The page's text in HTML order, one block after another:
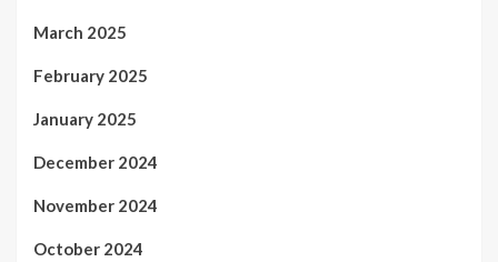
March 2025
February 2025
January 2025
December 2024
November 2024
October 2024